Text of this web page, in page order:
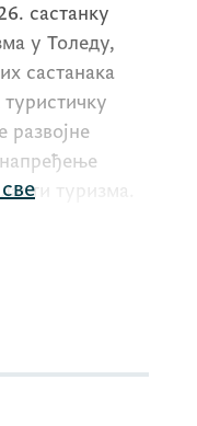
састанку
у Толеду,
састанака
развојне
туризма.
и
Емирата